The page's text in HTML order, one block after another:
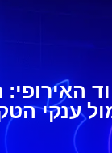
האירופי:
ענקי